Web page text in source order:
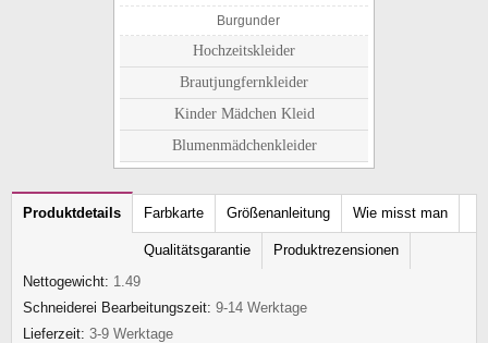
Burgunder
Hochzeitskleider
Brautjungfernkleider
Kinder Mädchen Kleid
Blumenmädchenkleider
Produktdetails Farbkarte Größenanleitung Wie misst man
Qualitätsgarantie
Produktrezensionen
Nettogewicht: 1.49
Schneiderei Bearbeitungszeit: 9-14 Werktage
Lieferzeit: 3-9 Werktage